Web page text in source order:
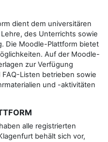
dient dem universitären
des Unterrichts sowie
Die Moodle-Plattform bietet
Auf der Moodle-
zur Verfügung
Listen betrieben sowie
und -aktivitäten
alle registrierten
behält sich vor,